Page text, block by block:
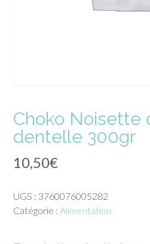
Choko Noisette
dentelle 300gr
10,50€
UGS : 3760076005282
Catégorie : Alimentation